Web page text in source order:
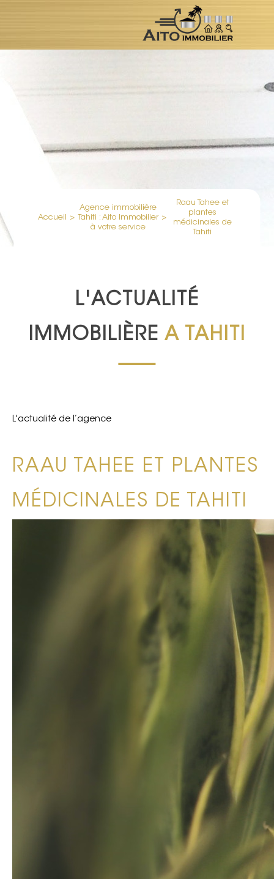
Accueil >
Agence immobilière
Tahiti : Aito Immobilier
à votre service
>
Raau Tahee et
plantes
médicinales de
Tahiti
L'ACTUALITÉ
IMMOBILIÈRE A TAHITI
L'actualité de l’agence
RAAU TAHEE ET PLANTES
MÉDICINALES DE TAHITI